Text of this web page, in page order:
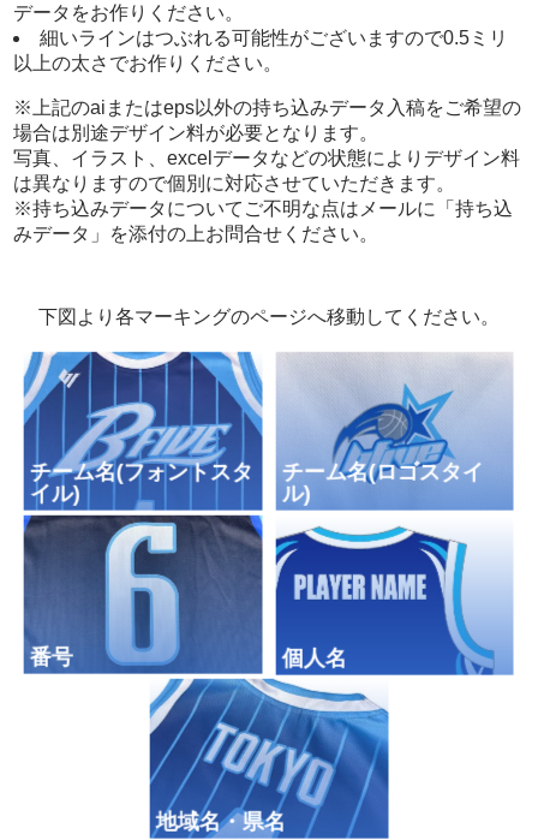
close
close
close
close
close
データをお作りください。
細いラインはつぶれる可能性がございますので0.5ミリ
以上の太さでお作りください。
※上記のaiまたはeps以外の持ち込みデータ入稿をご希望の
場合は別途デザイン料が必要となります。
写真、イラスト、excelデータなどの状態によりデザイン料
は異なりますので個別に対応させていただきます。
※持ち込みデータについてご不明な点はメールに「持ち込
みデータ」を添付の上お問合せください。
下図より各マーキングのページへ移動してください。
チーム名(フォントスタ
イル)
チーム名(ロゴスタイ
ル)
番号 個人名
地域名・県名